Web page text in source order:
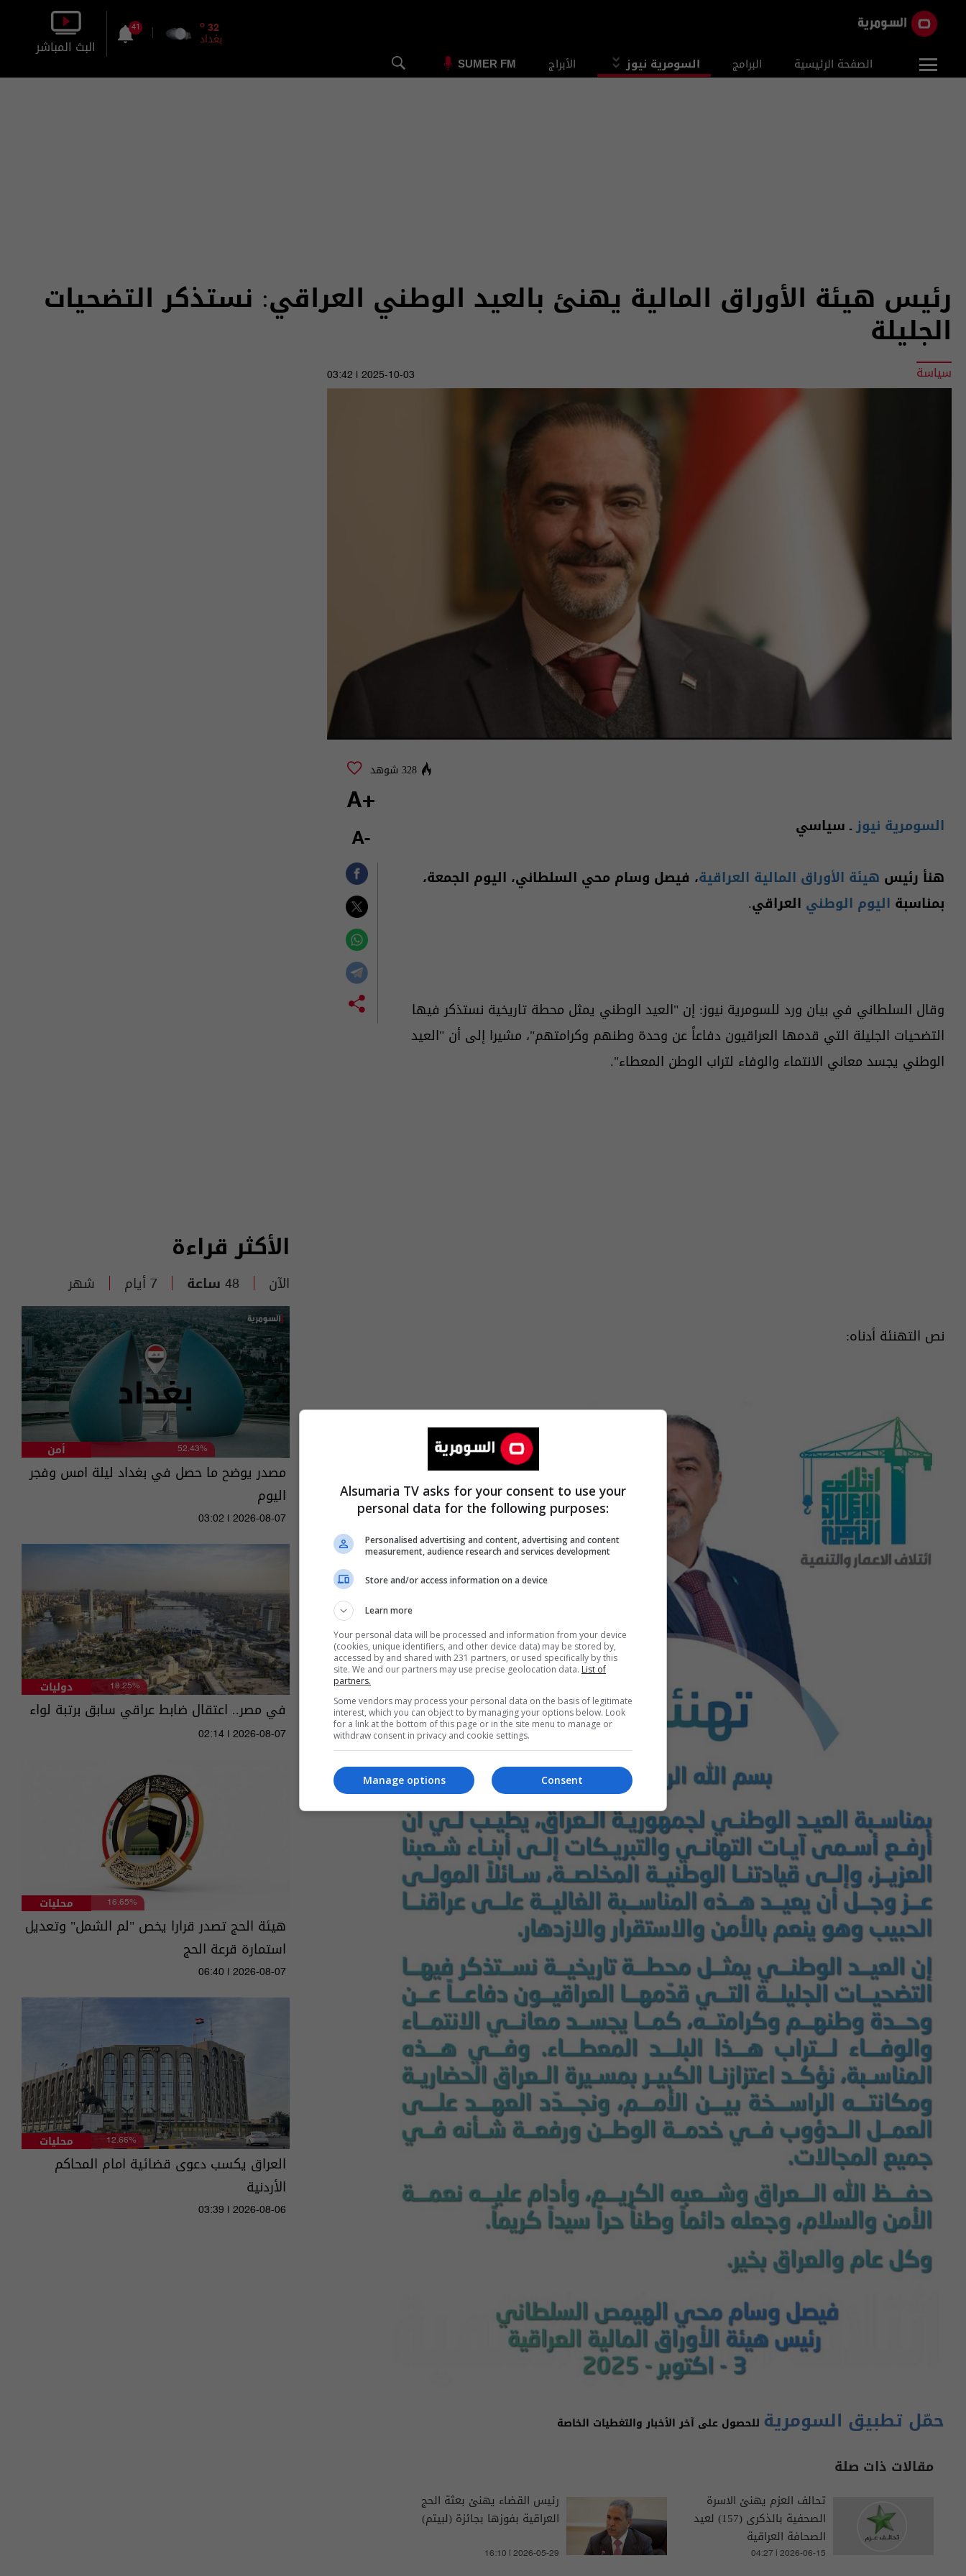
الصفحة الرئيسية البرامج السومرية نيوز الأبراج SUMER FM
32
o
بغداد
41
البث المباشر
رئيس هيئة الأوراق المالية يهنئ بالعيد الوطني العراقي: نستذكر التضحيات
الجليلة
سياسة 2025-10-03 | 03:42
328 شوهد
السومرية نيوزـ سياسي
هنأ رئيس هيئة الأوراق المالية العراقية، فيصل وسام محي السلطاني، اليوم الجمعة،
بمناسبة اليوم الوطني العراقي.
وقال السلطاني في بيان ورد للسومرية نيوز: إن "العيد الوطني يمثل محطة تاريخية نستذكر فيها
التضحيات الجليلة التي قدمها العراقيون دفاعاً عن وحدة وطنهم وكرامتهم"، مشيرا إلى أن "العيد
الوطني يجسد معاني الانتماء والوفاء لتراب الوطن المعطاء".
نص التهنئة أدناه:
حمّل تطبيق السومرية للحصول على آخر الأخبار والتغطيات الخاصة
مقالات ذات صلة
تحالف العزم يهنئ الاسرة
الصحفية بالذكرى (157) لعيد
الصحافة العراقية
04:27 | 2026-06-15
رئيس القضاء يهنئ بعثة الحج
العراقية بفوزها بجائزة (لبيتم)
16:10 | 2026-05-29
+A
-A
الأكثر قراءة
الآن 48 ساعة 7 أيام شهر
أمن 52.43%
مصدر يوضح ما حصل في بغداد ليلة امس وفجر
اليوم
03:02 | 2026-08-07
دوليات 18.25%
في مصر.. اعتقال ضابط عراقي سابق برتبة لواء
02:14 | 2026-08-07
محليات 16.65%
هيئة الحج تصدر قرارا يخص "لم الشمل" وتعديل
استمارة قرعة الحج
06:40 | 2026-08-07
محليات 12.66%
العراق يكسب دعوى قضائية امام المحاكم
الأردنية
03:39 | 2026-08-06
Alsumaria TV asks for your consent to use your
personal data for the following purposes:
Personalised advertising and content, advertising and content
measurement, audience research and services development
Store and/or access information on a device
Learn more
Your personal data will be processed and information from your device
(cookies, unique identifiers, and other device data) may be stored by,
accessed by and shared with 231 partners, or used specifically by this
site. We and our partners may use precise geolocation data. List of
partners.
Some vendors may process your personal data on the basis of legitimate
interest, which you can object to by managing your options below. Look
for a link at the bottom of this page or in the site menu to manage or
withdraw consent in privacy and cookie settings.
Consent
Manage options